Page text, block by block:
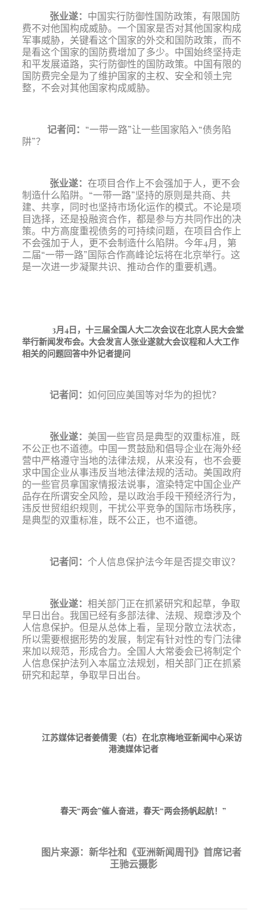
张业遂： 中国实行防御性国防政策，有限国防
费不对他国构成威胁。一个国家是否对其他国家构成
军事威胁，关键看这个国家的外交和国防政策，而不
是看这个国家的国防费增加了多少。中国始终坚持走
和平发展道路，实行防御性的国防政策。中国有限的
国防费完全是为了维护国家的主权、安全和领土完
整，不会对其他国家构成威胁。
记者问： “一带一路”让一些国家陷入“债务陷
阱”？
张业遂： 在项目合作上不会强加于人，更不会
制造什么陷阱。“一带一路”坚持的原则是共商、共
建、共享，同时也坚持市场化运作的模式。不论是项
目选择，还是投融资合作，都是参与方共同作出的决
策。中方高度重视债务的可持续问题，在项目合作上
不会强加于人，更不会制造什么陷阱。今年4月，第
二届“一带一路”国际合作高峰论坛将在北京举行。这
是一次进一步凝聚共识、推动合作的重要机遇。
3月4日，十三届全国人大二次会议在北京人民大会堂
举行新闻发布会。大会发言人张业遂就大会议程和人大工作
相关的问题回答中外记者提问
记者问： 如何回应美国等对华为的担忧？
张业遂： 美国一些官员是典型的双重标准，既
不公正也不道德。中国一贯鼓励和倡导企业在海外经
营中严格遵守当地的法律法规，从来没有，也不会要
求中国企业从事违反当地法律法规的活动。美国政府
的一些官员拿国家情报法说事，渲染特定中国企业产
品存在所谓安全风险，是以政治手段干预经济行为，
违反世贸组织规则，干扰公平竞争的国际市场秩序，
是典型的双重标准，既不公正，也不道德。
记者问： 个人信息保护法今年是否提交审议？
张业遂： 相关部门正在抓紧研究和起草，争取
早日出台。我国已经有多部法律、法规、规章涉及个
人信息保护。但是从总体上看，呈现分散立法状态，
所以需要根据形势的发展，制定有针对性的专门法律
来加以规范，形成合力。全国人大常委会已将制定个
人信息保护法列入本届立法规划，相关部门正在抓紧
研究和起草，争取早日出台。
江苏媒体记者姜倩雯（右）在北京梅地亚新闻中心采访
港澳媒体记者
春天“两会”催人奋进，春天“两会扬帆起航！ ”
图片来源：新华社和《亚洲新闻周刊》首席记者
王驰云摄影